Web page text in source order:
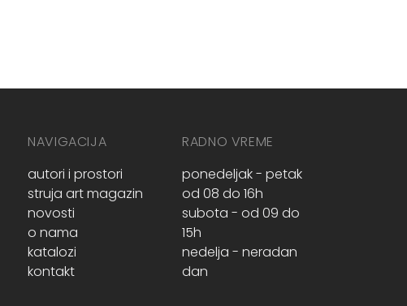
NAVIGACIJA
autori i prostori
struja art magazin
novosti
o nama
katalozi
kontakt
RADNO VREME
ponedeljak - petak
od 08 do 16h
subota - od 09 do
15h
nedelja - neradan
dan